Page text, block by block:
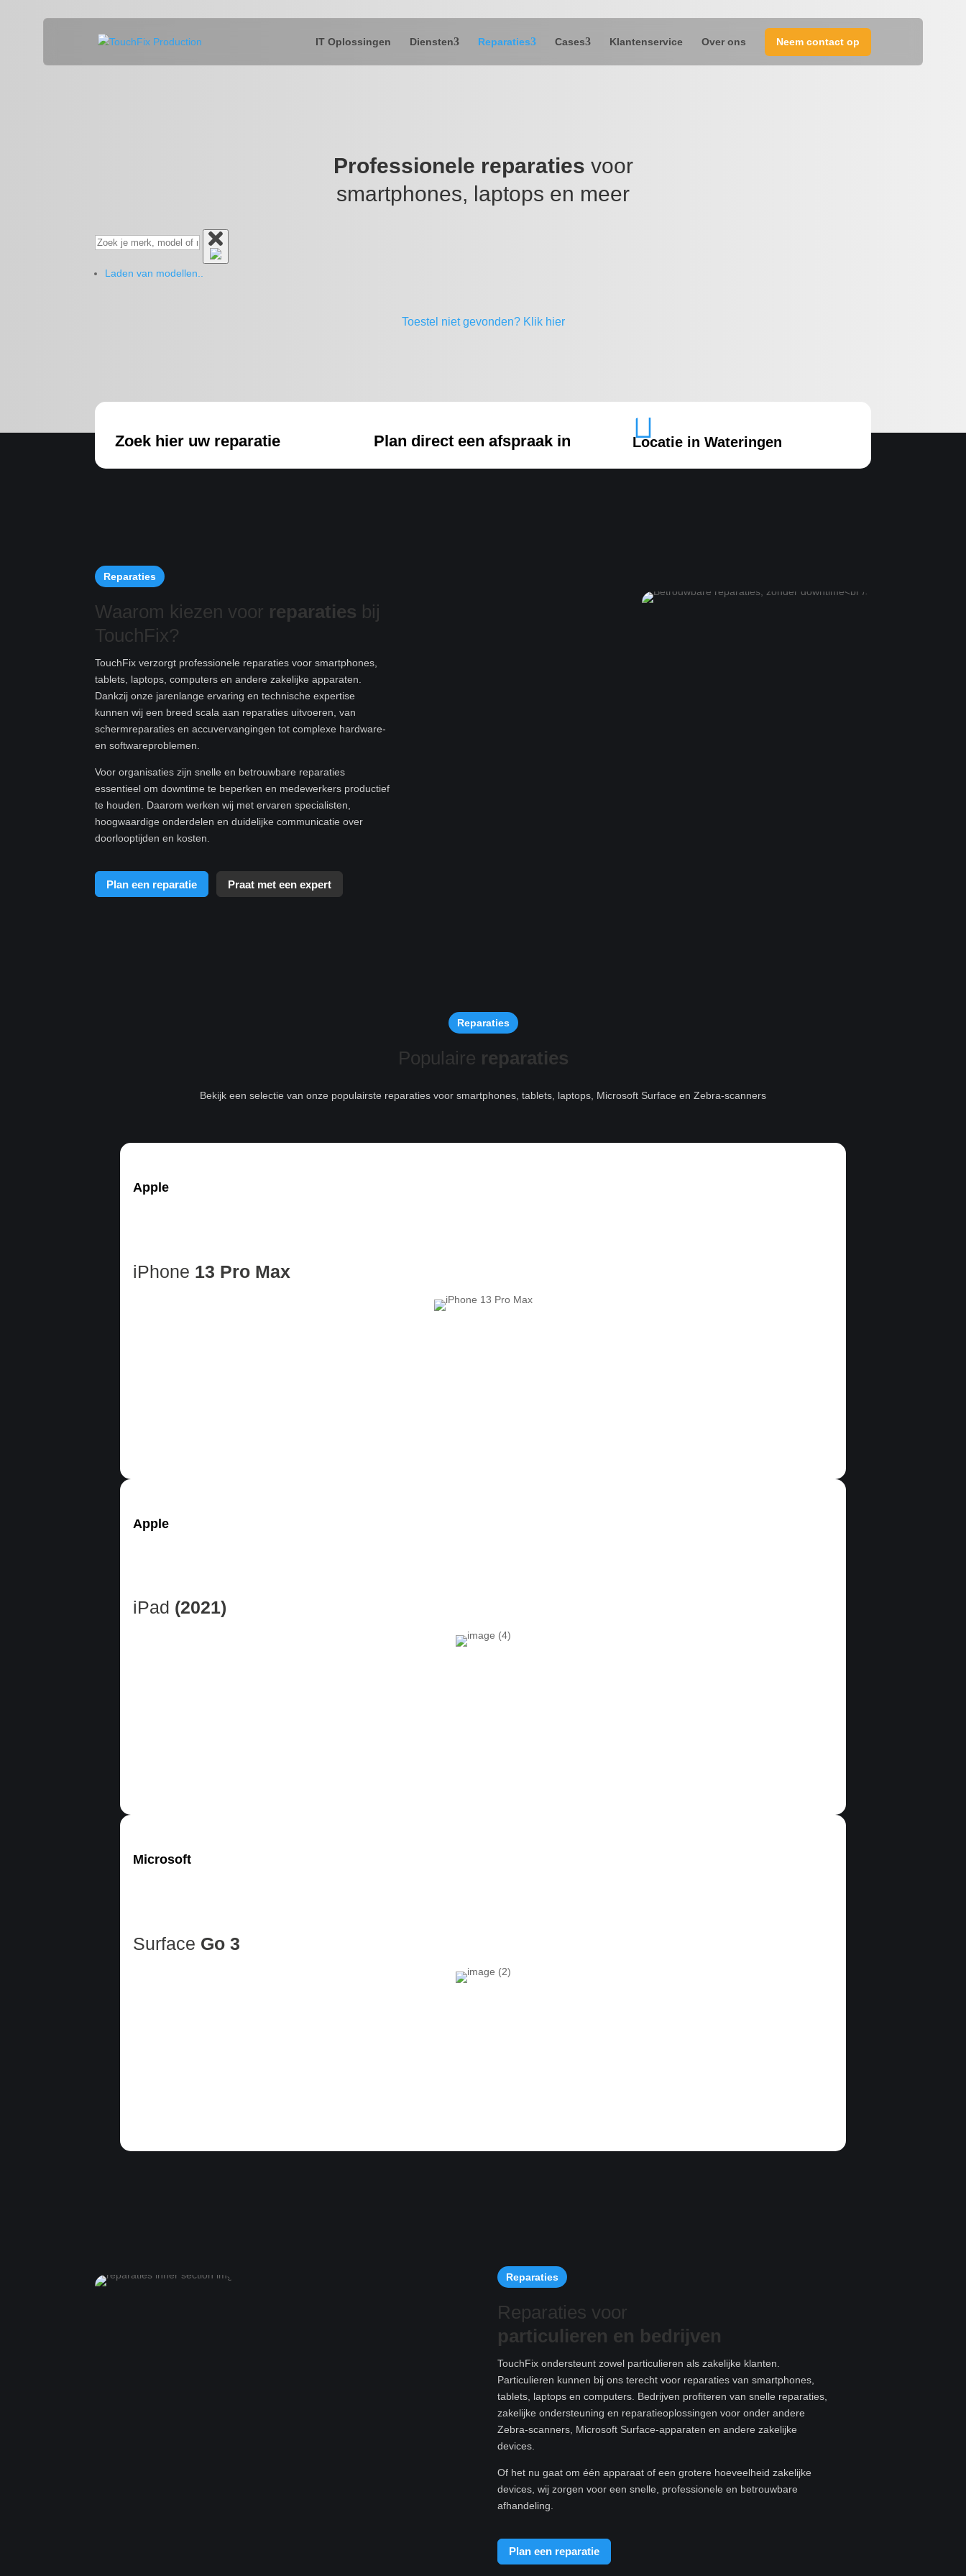
IT Oplossingen Diensten Reparaties Cases Klantenservice Over ons Neem contact op
Professionele reparaties voor
smartphones, laptops en meer
Laden van modellen..
Toestel niet gevonden? Klik hier
Zoek hier uw reparatie Plan direct een afspraak in 
Locatie in Wateringen
Reparaties
Waarom kiezen voor reparaties bij
TouchFix?
TouchFix verzorgt professionele reparaties voor smartphones,
tablets, laptops, computers en andere zakelijke apparaten.
Dankzij onze jarenlange ervaring en technische expertise
kunnen wij een breed scala aan reparaties uitvoeren, van
schermreparaties en accuvervangingen tot complexe hardware-
en softwareproblemen.
Voor organisaties zijn snelle en betrouwbare reparaties
essentieel om downtime te beperken en medewerkers productief
te houden. Daarom werken wij met ervaren specialisten,
hoogwaardige onderdelen en duidelijke communicatie over
doorlooptijden en kosten.
Plan een reparatie Praat met een expert
Reparaties
Populaire reparaties
Bekijk een selectie van onze populairste reparaties voor smartphones, tablets, laptops, Microsoft Surface en Zebra-scanners
Apple
iPhone 13 Pro Max
Apple
iPad (2021)
Microsoft
Surface Go 3
Reparaties
Reparaties voor
particulieren en bedrijven
TouchFix ondersteunt zowel particulieren als zakelijke klanten.
Particulieren kunnen bij ons terecht voor reparaties van smartphones,
tablets, laptops en computers. Bedrijven profiteren van snelle reparaties,
zakelijke ondersteuning en reparatieoplossingen voor onder andere
Zebra-scanners, Microsoft Surface-apparaten en andere zakelijke
devices.
Of het nu gaat om één apparaat of een grotere hoeveelheid zakelijke
devices, wij zorgen voor een snelle, professionele en betrouwbare
afhandeling.
Plan een reparatie